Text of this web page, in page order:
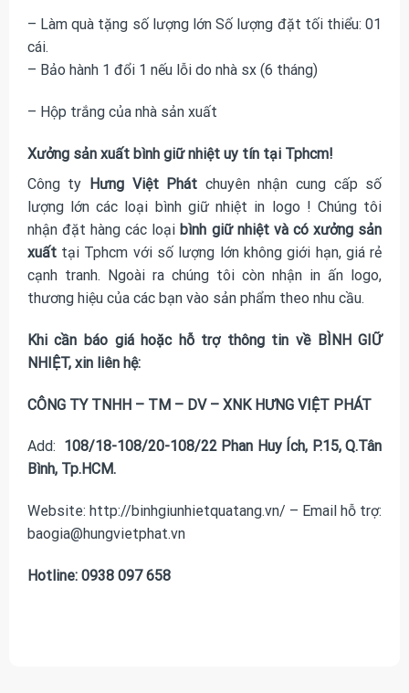
– Làm quà tặng số lượng lớn Số lượng đặt tối thiểu: 01
cái.
– Bảo hành 1 đổi 1 nếu lỗi do nhà sx (6 tháng)
– Hộp trắng của nhà sản xuất
Xưởng sản xuất bình giữ nhiệt uy tín tại Tphcm!
Công ty Hưng Việt Phát chuyên nhận cung cấp số
lượng lớn các loại bình giữ nhiệt in logo ! Chúng tôi
nhận đặt hàng các loại bình giữ nhiệt và có xưởng sản
xuấttại Tphcm với số lượng lớn không giới hạn, giá rẻ
cạnh tranh. Ngoài ra chúng tôi còn nhận in ấn logo,
thương hiệu của các bạn vào sản phẩm theo nhu cầu.
Khi cần báo giá hoặc hỗ trợ thông tin về BÌNH GIỮ
NHIỆT, xin liên hệ:
CÔNG TY TNHH – TM – DV – XNK HƯNG VIỆT PHÁT
Add: 108/18-108/20-108/22 Phan Huy Ích, P.15, Q.Tân
Bình, Tp.HCM.
Website: http://binhgiunhietquatang.vn/ – Email hỗ trợ:
baogia@hungvietphat.vn
Hotline: 0938 097 658